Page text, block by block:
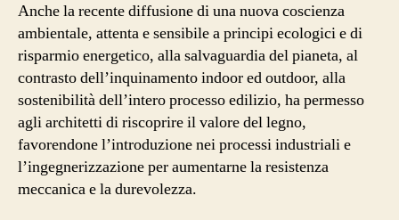
Anche la recente diffusione di una nuova coscienza
ambientale, attenta e sensibile a principi ecologici e di
risparmio energetico, alla salvaguardia del pianeta, al
contrasto dell’inquinamento indoor ed outdoor, alla
sostenibilità dell’intero processo edilizio, ha permesso
agli architetti di riscoprire il valore del legno,
favorendone l’introduzione nei processi industriali e
l’ingegnerizzazione per aumentarne la resistenza
meccanica e la durevolezza.